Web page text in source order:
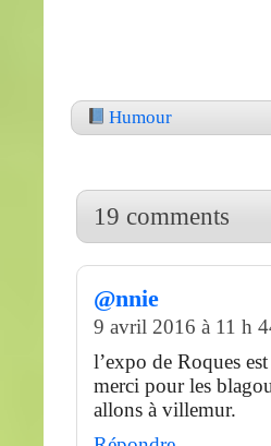
Humour
19 comments
@nnie
9 avril 2016 à 11 h
l’expo de Roques
merci pour les
allons à villemur.